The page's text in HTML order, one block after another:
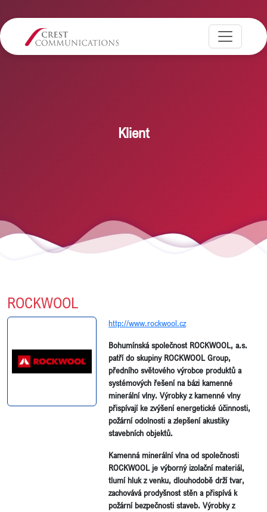
Klient
ROCKWOOL
http://www.rockwool.cz
Bohumínská společnost ROCKWOOL, a.s.
patří do skupiny ROCKWOOL Group,
předního světového výrobce produktů a
systémových řešení na bázi kamenné
minerální vlny. Výrobky z kamenné vlny
přispívají ke zvýšení energetické účinnosti,
požární odolnosti a zlepšení akustiky
stavebních objektů.
Kamenná minerální vlna od společnosti
ROCKWOOL je výborný izolační materiál,
tlumí hluk z venku, dlouhodobě drží tvar,
zachovává prodyšnost stěn a přispívá k
požární bezpečnosti staveb. Výrobky z